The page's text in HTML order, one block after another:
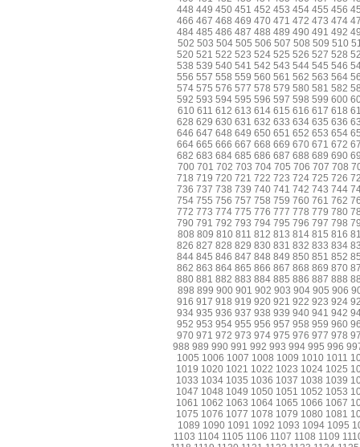
448 449 450 451 452 453 454 455 456
466 467 468 469 470 471 472 473 474
484 485 486 487 488 489 490 491 492
502 503 504 505 506 507 508 509 510
520 521 522 523 524 525 526 527 528
538 539 540 541 542 543 544 545 546
556 557 558 559 560 561 562 563 564
574 575 576 577 578 579 580 581 582
592 593 594 595 596 597 598 599 600
610 611 612 613 614 615 616 617 618
628 629 630 631 632 633 634 635 636
646 647 648 649 650 651 652 653 654
664 665 666 667 668 669 670 671 672
682 683 684 685 686 687 688 689 690
700 701 702 703 704 705 706 707 708
718 719 720 721 722 723 724 725 726
736 737 738 739 740 741 742 743 744
754 755 756 757 758 759 760 761 762
772 773 774 775 776 777 778 779 780
790 791 792 793 794 795 796 797 798
808 809 810 811 812 813 814 815 816
826 827 828 829 830 831 832 833 834
844 845 846 847 848 849 850 851 852
862 863 864 865 866 867 868 869 870
880 881 882 883 884 885 886 887 888
898 899 900 901 902 903 904 905 906
916 917 918 919 920 921 922 923 924
934 935 936 937 938 939 940 941 942
952 953 954 955 956 957 958 959 960
970 971 972 973 974 975 976 977 978
988 989 990 991 992 993 994 995 996
1005 1006 1007 1008 1009 1010 1011
1019 1020 1021 1022 1023 1024 1025
1033 1034 1035 1036 1037 1038 1039
1047 1048 1049 1050 1051 1052 1053
1061 1062 1063 1064 1065 1066 1067
1075 1076 1077 1078 1079 1080 1081
1089 1090 1091 1092 1093 1094 1095
1103 1104 1105 1106 1107 1108 1109